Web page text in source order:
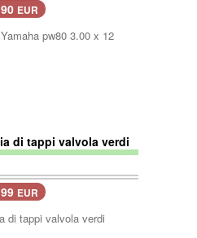
EUR
pw80 3.00 x 12
EUR
di tappi valvola verdi